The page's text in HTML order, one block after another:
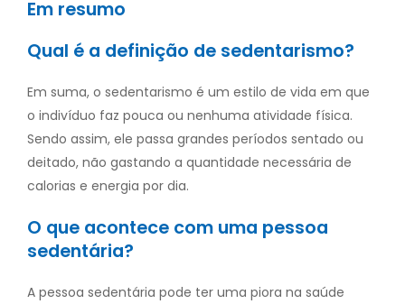
Em resumo
Qual é a definição de sedentarismo?
Em suma, o sedentarismo é um estilo de vida em que
o indivíduo faz pouca ou nenhuma atividade física.
Sendo assim, ele passa grandes períodos sentado ou
deitado, não gastando a quantidade necessária de
calorias e energia por dia.
O que acontece com uma pessoa
sedentária?
A pessoa sedentária pode ter uma piora na saúde